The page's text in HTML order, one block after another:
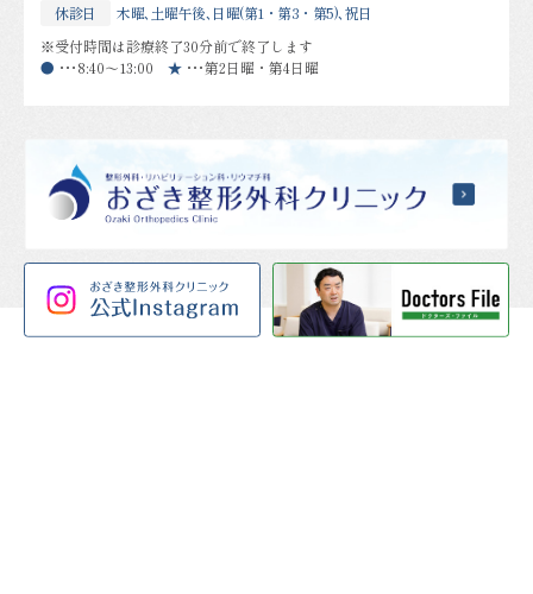
休診日
木曜､土曜午後､日曜(第1・第3・第5)､祝日
※受付時間は診療終了30分前で終了します
● ・・・ 8:40～13:00★ ・・・ 第2日曜・第4日曜